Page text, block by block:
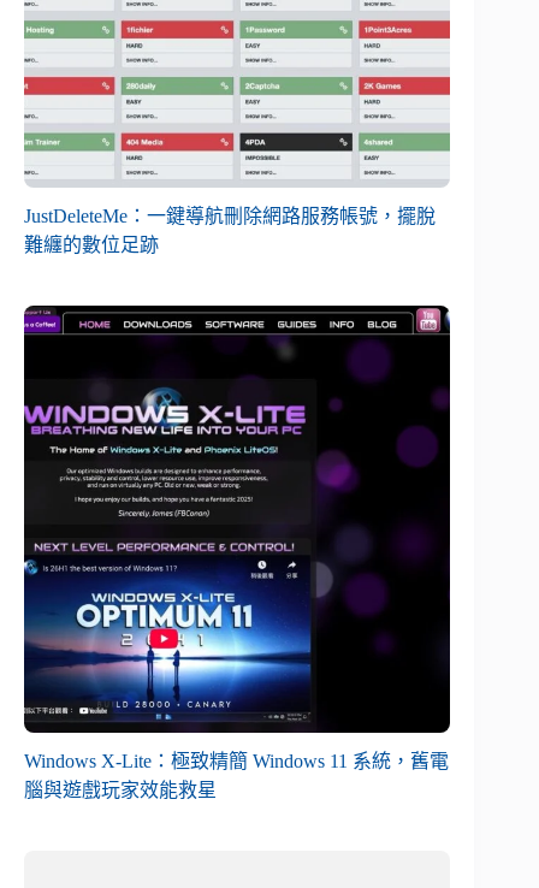
JustDeleteMe：一鍵導航刪除網路服務帳號，擺脫
難纏的數位足跡
Windows X-Lite：極致精簡 Windows 11 系統，舊電
腦與遊戲玩家效能救星